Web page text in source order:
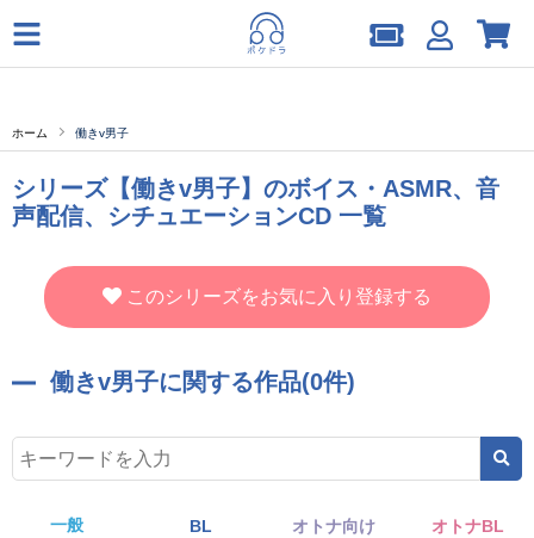
ホーム 働きv男子
シリーズ【働きv男子】のボイス・ASMR、音
声配信、シチュエーションCD 一覧
このシリーズをお気に入り登録する
働きv男子に関する作品(0件)
一般 BL オトナ向け オトナBL